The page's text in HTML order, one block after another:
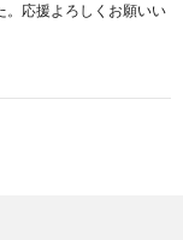
。応援よろしくお願いい